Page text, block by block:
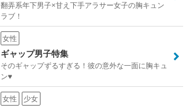
翻弄系年下男子×甘え下手アラサー女子の胸キュン
ラブ！
女性
ギャップ男子特集
そのギャップずるすぎる！彼の意外な一面に胸キュ
ン♥
女性 少女